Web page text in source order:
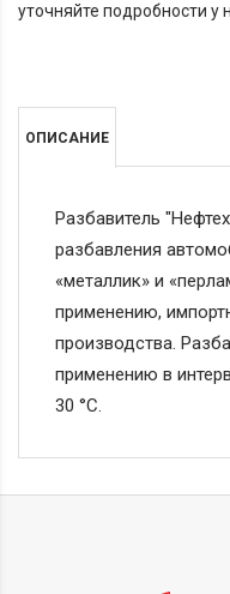
уточняйте подробности
ОПИСАНИЕ
Разбавитель
разбавления
«металлик» и
применению,
производства.
применению в
30 °С.